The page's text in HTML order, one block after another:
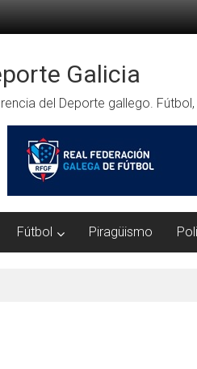
Galicia
del Deporte gallego.
Fútbol Piragüismo